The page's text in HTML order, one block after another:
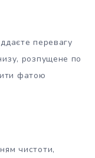
перевагу
розпущене по
фатою
чистоти,